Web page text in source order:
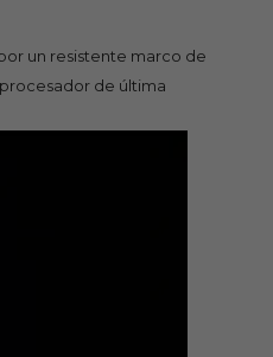
un resistente marco de
de última